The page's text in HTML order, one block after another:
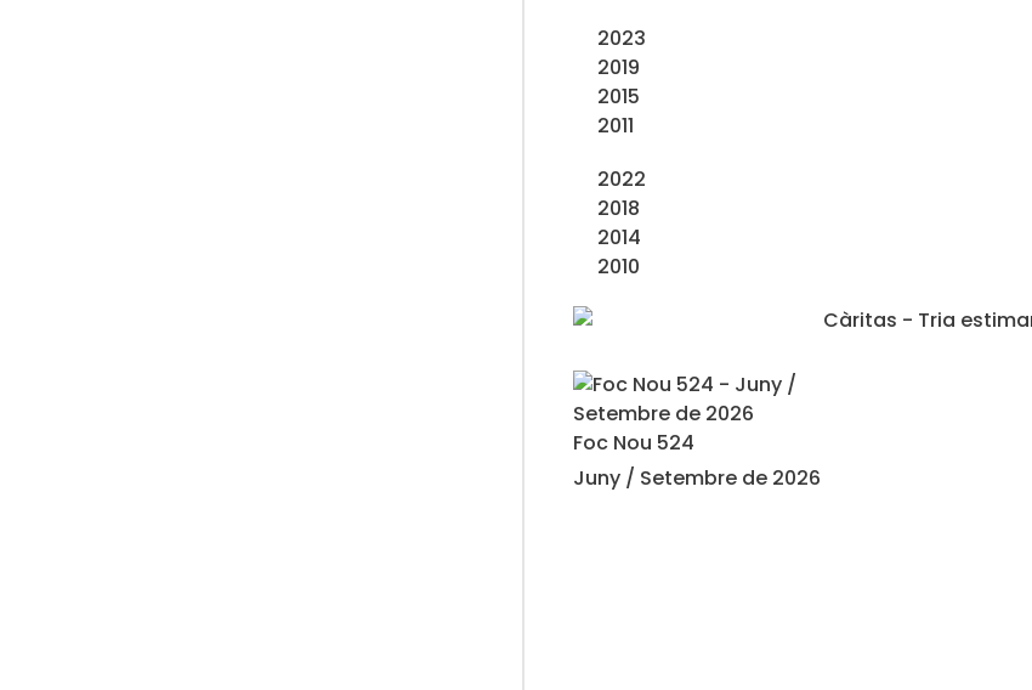
2023
2019
2015
2011
2022
2018
2014
2010
Foc Nou 524
Juny / Setembre de 2026